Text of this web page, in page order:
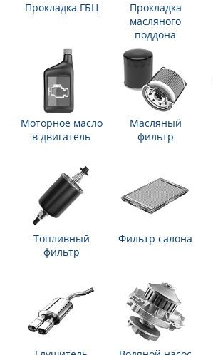
Прокладка ГБЦ
Прокладка
масляного
поддона
Моторное масло
в двигатель
Масляный
фильтр
Топливный
фильтр
Фильтр салона